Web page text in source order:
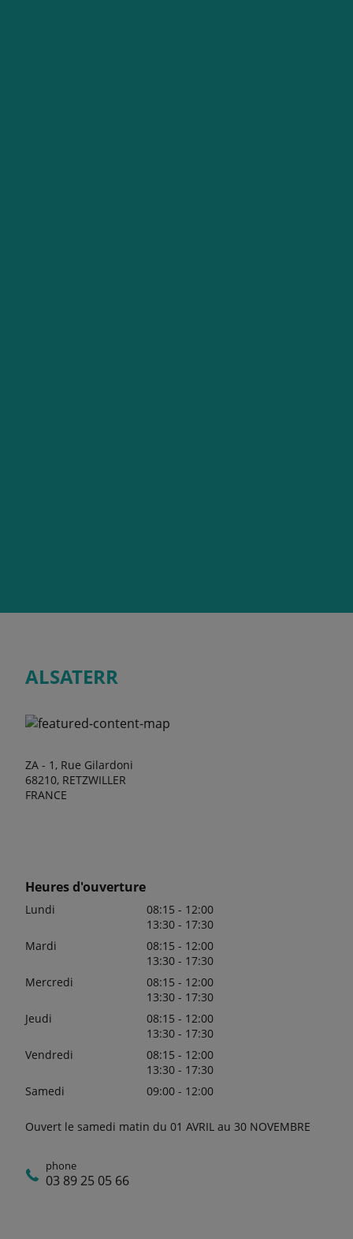
ALSATERR
ZA - 1, Rue Gilardoni
68210, RETZWILLER
FRANCE
Heures d'ouverture
Lundi
08:15 - 12:00
13:30 - 17:30
Mardi
08:15 - 12:00
13:30 - 17:30
Mercredi
08:15 - 12:00
13:30 - 17:30
Jeudi
08:15 - 12:00
13:30 - 17:30
Vendredi
08:15 - 12:00
13:30 - 17:30
Samedi
09:00 - 12:00
Ouvert le samedi matin du 01 AVRIL au 30 NOVEMBRE
phone
03 89 25 05 66